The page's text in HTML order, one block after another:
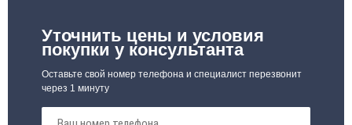
Уточнить цены и условия
покупки у консультанта
Оставьте свой номер телефона и специалист перезвонит
через 1 минуту